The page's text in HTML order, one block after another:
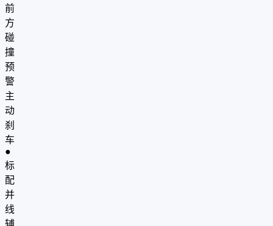
前
方
碰
撞
预
警
主
动
刹
车
●
标
配
并
线
辅